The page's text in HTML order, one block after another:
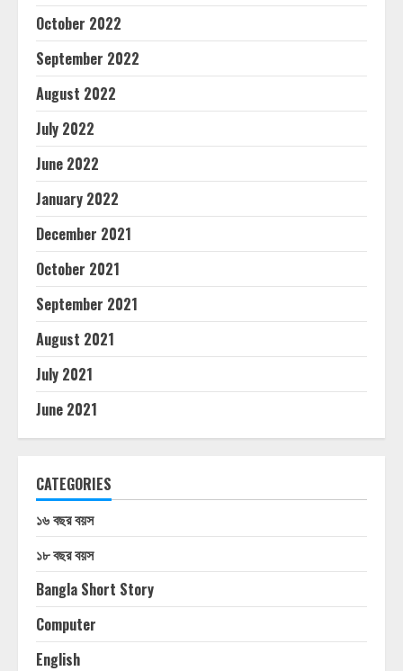
October 2022
September 2022
August 2022
July 2022
June 2022
January 2022
December 2021
October 2021
September 2021
August 2021
July 2021
June 2021
CATEGORIES
১৬ বছর বয়স
১৮ বছর বয়স
Bangla Short Story
Computer
English